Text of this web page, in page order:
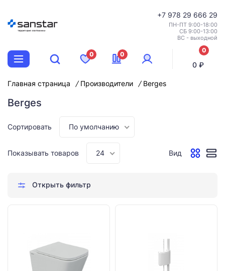
+7 978 29 666 29
ПН-ПТ 9:00-18:00
СБ 9:00-13:00
ВС - выходной
0 0
0
позиций
0 ₽
Главная страница Производители Berges
Berges
Сортировать По умолчанию
Показывать товаров 24 Вид
Открыть фильтр